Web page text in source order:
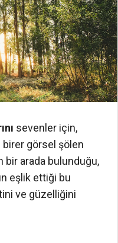
sevenler için,
görsel şölen
bir arada bulunduğu,
eşlik ettiği bu
ve güzelliğini